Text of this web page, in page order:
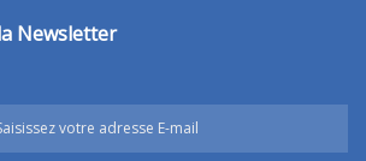
Newsletter